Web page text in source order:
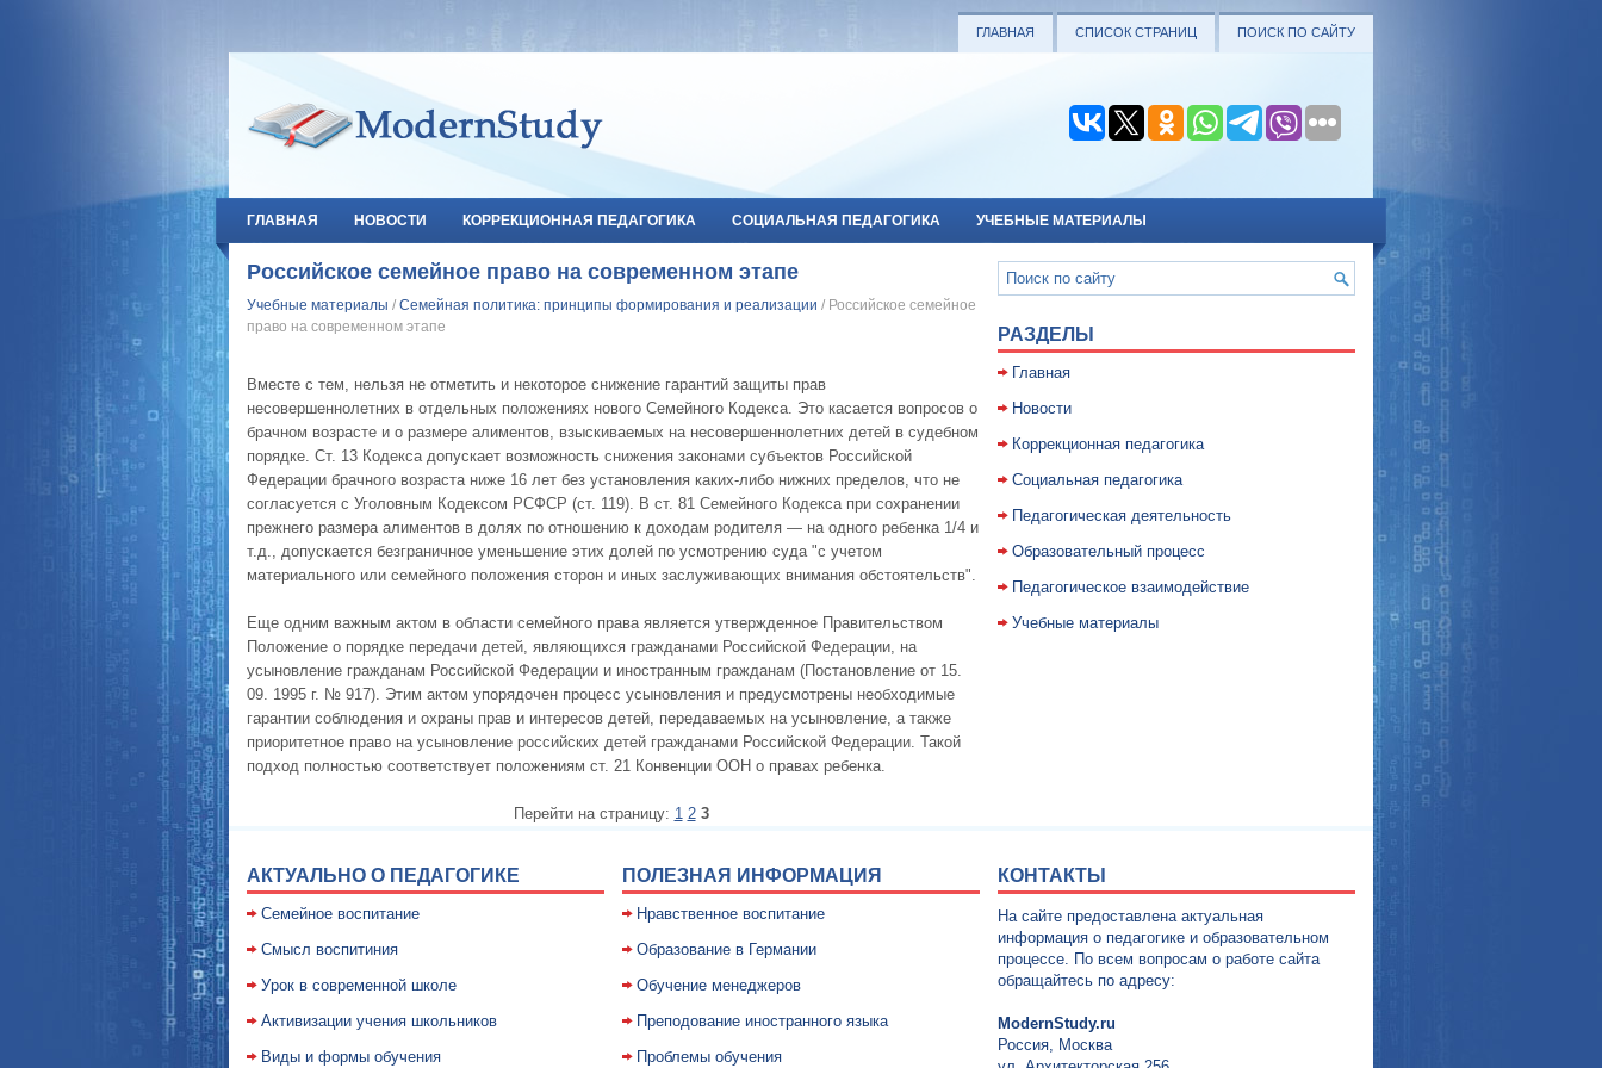
ГЛАВНАЯ СПИСОК СТРАНИЦ ПОИСК ПО САЙТУ
ГЛАВНАЯ НОВОСТИ КОРРЕКЦИОННАЯ ПЕДАГОГИКА СОЦИАЛЬНАЯ ПЕДАГОГИКА УЧЕБНЫЕ МАТЕРИАЛЫ
Российское семейное право на современном этапе
Учебные материалы / Семейная политика: принципы формирования и реализации / Российское семейное
право на современном этапе
Вместе с тем, нельзя не отметить и некоторое снижение гарантий защиты прав
несовершеннолетних в отдельных положениях нового Семейного Кодекса. Это касается вопросов о
брачном возрасте и о размере алиментов, взыскиваемых на несовершеннолетних детей в судебном
порядке. Ст. 13 Кодекса допускает возможность снижения законами субъектов Российской
Федерации брачного возраста ниже 16 лет без установления каких-либо нижних пределов, что не
согласуется с Уголовным Кодексом РСФСР (ст. 119). В ст. 81 Семейного Кодекса при сохранении
прежнего размера алиментов в долях по отношению к доходам родителя — на одного ребенка 1/4 и
т.д., допускается безграничное уменьшение этих долей по усмотрению суда "с учетом
материального или семейного положения сторон и иных заслуживающих внимания обстоятельств".
Еще одним важным актом в области семейного права является утвержденное Правительством
Положение о порядке передачи детей, являющихся гражданами Российской Федерации, на
усыновление гражданам Российской Федерации и иностранным гражданам (Постановление от 15.
09. 1995 г. № 917). Этим актом упорядочен процесс усыновления и предусмотрены необходимые
гарантии соблюдения и охраны прав и интересов детей, передаваемых на усыновление, а также
приоритетное право на усыновление российских детей гражданами Российской Федерации. Такой
подход полностью соответствует положениям ст. 21 Конвенции ООН о правах ребенка.
Перейти на страницу: 1 2 3
РАЗДЕЛЫ
Главная
Новости
Коррекционная педагогика
Социальная педагогика
Педагогическая деятельность
Образовательный процесс
Педагогическое взаимодействие
Учебные материалы
АКТУАЛЬНО О ПЕДАГОГИКЕ
Семейное воспитание
Смысл воспитиния
Уpок в совpеменной школе
Активизации учения школьников
Виды и формы обучения
ПОЛЕЗНАЯ ИНФОРМАЦИЯ
Нравственное воспитание
Образование в Германии
Обучение менеджеров
Преподование иностранного языка
Проблемы обучения
КОНТАКТЫ
На сайте предоставлена актуальная
информация о педагогике и образовательном
процессе. По всем вопросам о работе сайта
обращайтесь по адресу:
ModernStudy.ru
Россия, Москва